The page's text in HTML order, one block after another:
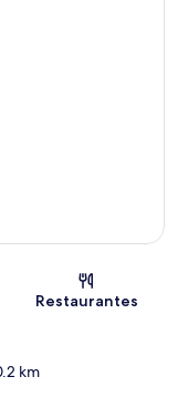
Restaurantes
km